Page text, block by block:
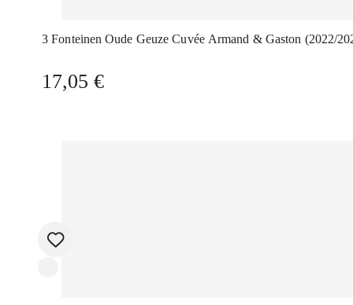
3 Fonteinen Oude Geuze Cuvée Armand & Gaston (2022/
17,05 €